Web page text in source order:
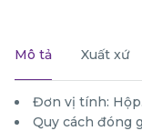
Mô tả Xuất xứ
Đơn vị tính: Hộp.
Quy cách đóng